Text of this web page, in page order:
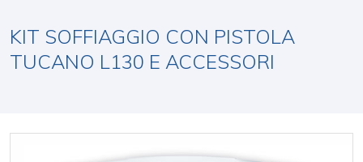
KIT SOFFIAGGIO CON PISTOLA
TUCANO L130 E ACCESSORI